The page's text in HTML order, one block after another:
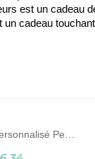
est un cadeau
cadeau